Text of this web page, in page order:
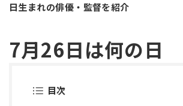
日生まれの俳優・監督を紹介
7月26日は何の日
目次